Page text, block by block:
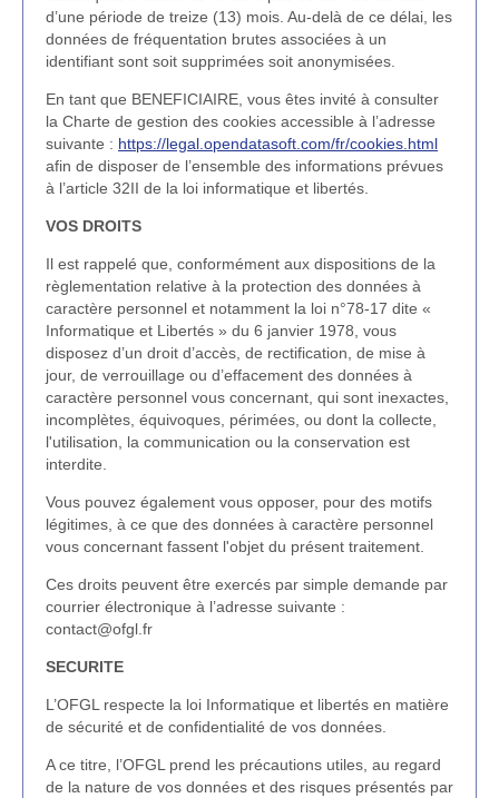
d’une période de treize (13) mois. Au-delà de ce délai, les
données de fréquentation brutes associées à un
identifiant sont soit supprimées soit anonymisées.
En tant que BENEFICIAIRE, vous êtes invité à consulter
la Charte de gestion des cookies accessible à l’adresse
suivante : https://legal.opendatasoft.com/fr/cookies.html
afin de disposer de l’ensemble des informations prévues
à l’article 32II de la loi informatique et libertés.
VOS DROITS
Il est rappelé que, conformément aux dispositions de la
règlementation relative à la protection des données à
caractère personnel et notamment la loi n°78-17 dite «
Informatique et Libertés » du 6 janvier 1978, vous
disposez d’un droit d’accès, de rectification, de mise à
jour, de verrouillage ou d’effacement des données à
caractère personnel vous concernant, qui sont inexactes,
incomplètes, équivoques, périmées, ou dont la collecte,
l'utilisation, la communication ou la conservation est
interdite.
Vous pouvez également vous opposer, pour des motifs
légitimes, à ce que des données à caractère personnel
vous concernant fassent l'objet du présent traitement.
Ces droits peuvent être exercés par simple demande par
courrier électronique à l’adresse suivante :
contact@ofgl.fr
SECURITE
L’OFGL respecte la loi Informatique et libertés en matière
de sécurité et de confidentialité de vos données.
A ce titre, l’OFGL prend les précautions utiles, au regard
de la nature de vos données et des risques présentés par